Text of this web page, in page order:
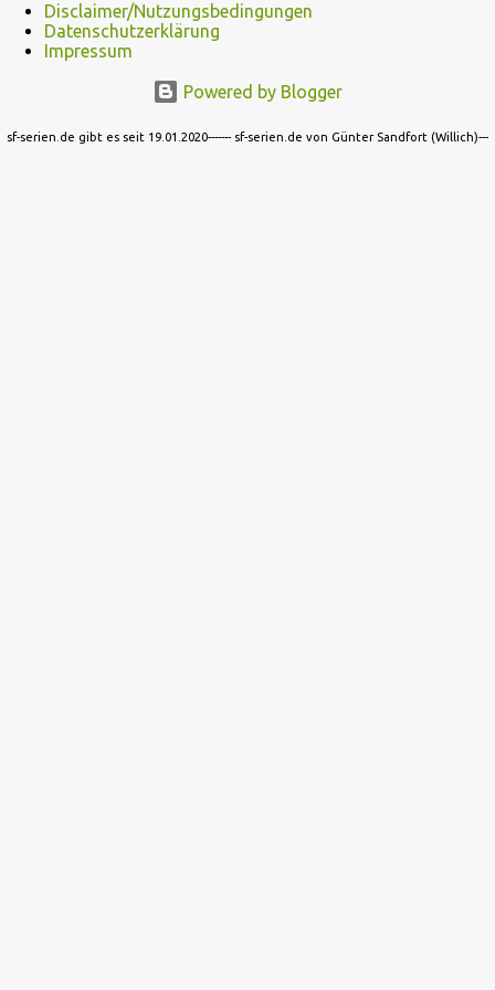
Disclaimer/Nutzungsbedingungen
Datenschutzerklärung
Impressum
Powered by Blogger
sf-serien.de gibt es seit 19.01.2020------- sf-serien.de von Günter Sandfort (Willich)---